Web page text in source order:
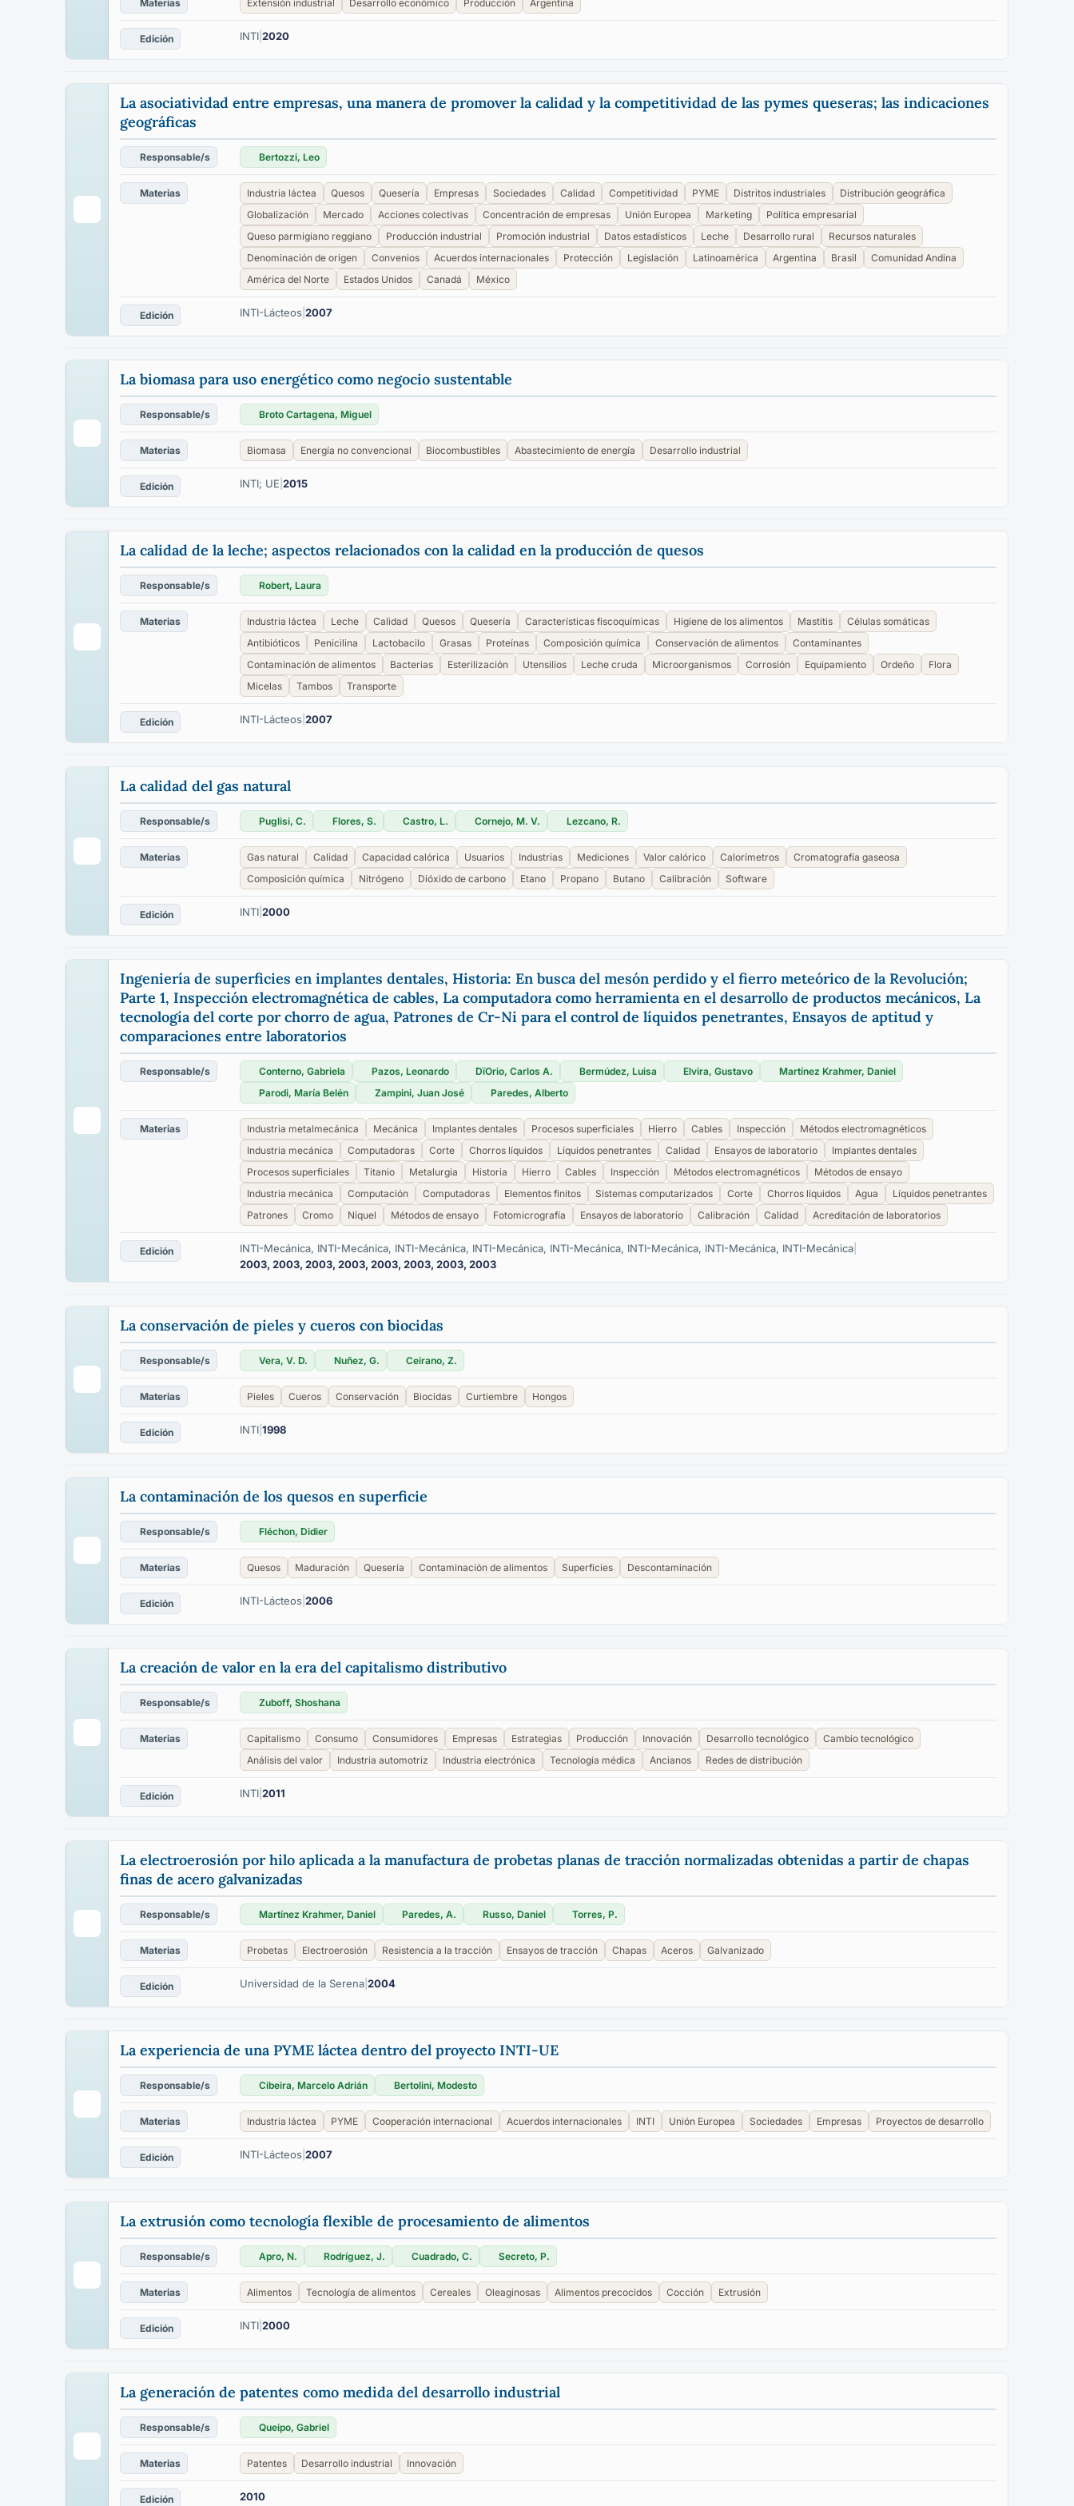
Materias Extensión industrial Desarrollo económico Producción Argentina
Edición INTI 2020
La asociatividad entre empresas, una manera de promover la calidad y la competitividad de las pymes queseras; las indicaciones
geográficas
Responsable/s Bertozzi, Leo
Materias Industria láctea Quesos Quesería Empresas Sociedades Calidad Competitividad PYME Distritos industriales
Distribución geográfica
Globalización
Mercado Acciones colectivas Concentración de empresas Unión Europea Marketing
Política empresarial
Queso parmigiano reggiano
Producción industrial Promoción industrial Datos estadísticos Leche Desarrollo rural
Recursos naturales
Denominación de origen
Convenios Acuerdos internacionales Protección Legislación Latinoamérica Argentina Brasil
Comunidad Andina
América del Norte
Estados Unidos Canadá México
Edición INTI-Lácteos 2007
La biomasa para uso energético como negocio sustentable
Responsable/s Broto Cartagena, Miguel
Materias Biomasa Energía no convencional Biocombustibles Abastecimiento de energía Desarrollo industrial
Edición INTI; UE 2015
La calidad de la leche; aspectos relacionados con la calidad en la producción de quesos
Responsable/s Robert, Laura
Materias Industria láctea Leche Calidad Quesos Quesería Características fiscoquímicas Higiene de los alimentos Mastitis
Células somáticas
Antibióticos
Penicilina Lactobacilo Grasas Proteínas Composición química Conservación de alimentos
Contaminantes
Contaminación de alimentos
Bacterias Esterilización Utensilios Leche cruda Microorganismos Corrosión Equipamiento Ordeño
Flora
Micelas
Tambos Transporte
Edición INTI-Lácteos 2007
La calidad del gas natural
Responsable/s Puglisi, C. Flores, S. Castro, L. Cornejo, M. V. Lezcano, R.
Materias Gas natural Calidad Capacidad calórica Usuarios Industrias Mediciones Valor calórico Calorímetros
Cromatografía gaseosa
Composición química
Nitrógeno Dióxido de carbono Etano Propano Butano Calibración Software
Edición INTI 2000
Ingeniería de superficies en implantes dentales, Historia: En busca del mesón perdido y el fierro meteórico de la Revolución;
Parte 1, Inspección electromagnética de cables, La computadora como herramienta en el desarrollo de productos mecánicos, La
tecnología del corte por chorro de agua, Patrones de Cr-Ni para el control de líquidos penetrantes, Ensayos de aptitud y
comparaciones entre laboratorios
Responsable/s Conterno, Gabriela Pazos, Leonardo DïOrio, Carlos A. Bermúdez, Luisa Elvira, Gustavo
Martínez Krahmer, Daniel
Parodi, María Belén
Zampini, Juan José Paredes, Alberto
Materias Industria metalmecánica Mecánica Implantes dentales Procesos superficiales Hierro Cables Inspección
Métodos electromagnéticos
Industria mecánica
Computadoras Corte Chorros líquidos Líquidos penetrantes Calidad Ensayos de laboratorio
Implantes dentales
Procesos superficiales
Titanio Metalurgia Historia Hierro Cables Inspección Métodos electromagnéticos
Métodos de ensayo
Industria mecánica
Computación Computadoras Elementos finitos Sistemas computarizados Corte Chorros líquidos Agua
Líquidos penetrantes
Patrones
Cromo Níquel Métodos de ensayo Fotomicrografía Ensayos de laboratorio Calibración Calidad Acreditación de laboratorios
Edición INTI-Mecánica, INTI-Mecánica, INTI-Mecánica, INTI-Mecánica, INTI-Mecánica, INTI-Mecánica, INTI-Mecánica, INTI-Mecánica
2003, 2003, 2003, 2003, 2003, 2003, 2003, 2003
La conservación de pieles y cueros con biocidas
Responsable/s Vera, V. D. Nuñez, G. Ceirano, Z.
Materias Pieles Cueros Conservación Biocidas Curtiembre Hongos
Edición INTI 1998
La contaminación de los quesos en superficie
Responsable/s Fléchon, Didier
Materias Quesos Maduración Quesería Contaminación de alimentos Superficies Descontaminación
Edición INTI-Lácteos 2006
La creación de valor en la era del capitalismo distributivo
Responsable/s Zuboff, Shoshana
Materias Capitalismo Consumo Consumidores Empresas Estrategias Producción Innovación Desarrollo tecnológico
Cambio tecnológico
Análisis del valor
Industria automotriz Industria electrónica Tecnología médica Ancianos Redes de distribución
Edición INTI 2011
La electroerosión por hilo aplicada a la manufactura de probetas planas de tracción normalizadas obtenidas a partir de chapas
finas de acero galvanizadas
Responsable/s Martínez Krahmer, Daniel Paredes, A. Russo, Daniel Torres, P.
Materias Probetas Electroerosión Resistencia a la tracción Ensayos de tracción Chapas Aceros Galvanizado
Edición Universidad de la Serena 2004
La experiencia de una PYME láctea dentro del proyecto INTI-UE
Responsable/s Cibeira, Marcelo Adrián Bertolini, Modesto
Materias Industria láctea PYME Cooperación internacional Acuerdos internacionales INTI Unión Europea Sociedades Empresas Proyectos de desarrollo
Edición INTI-Lácteos 2007
La extrusión como tecnología flexible de procesamiento de alimentos
Responsable/s Apro, N. Rodríguez, J. Cuadrado, C. Secreto, P.
Materias Alimentos Tecnología de alimentos Cereales Oleaginosas Alimentos precocidos Cocción Extrusión
Edición INTI 2000
La generación de patentes como medida del desarrollo industrial
Responsable/s Queipo, Gabriel
Materias Patentes Desarrollo industrial Innovación
Edición 2010